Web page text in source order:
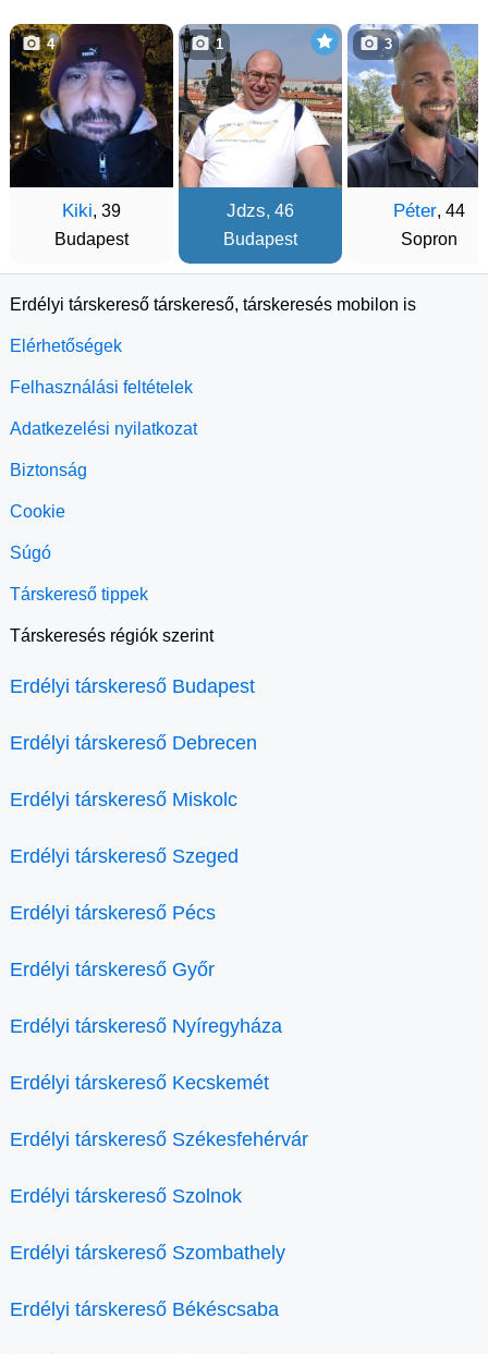
Kiki, 39
Budapest
4
Jdzs, 46
Budapest
1
Péter, 44
Sopron
3
Erdélyi társkereső társkereső, társkeresés mobilon is
Elérhetőségek
Felhasználási feltételek
Adatkezelési nyilatkozat
Biztonság
Cookie
Súgó
Társkereső tippek
Társkeresés régiók szerint
Erdélyi társkereső Budapest
Erdélyi társkereső Debrecen
Erdélyi társkereső Miskolc
Erdélyi társkereső Szeged
Erdélyi társkereső Pécs
Erdélyi társkereső Győr
Erdélyi társkereső Nyíregyháza
Erdélyi társkereső Kecskemét
Erdélyi társkereső Székesfehérvár
Erdélyi társkereső Szolnok
Erdélyi társkereső Szombathely
Erdélyi társkereső Békéscsaba